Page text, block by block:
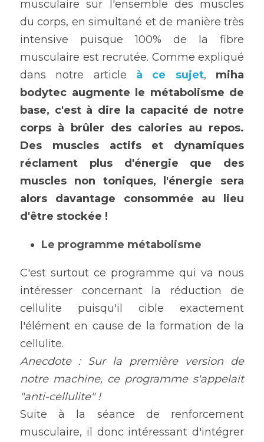
musculaire sur l'ensemble des muscles
du corps, en simultané et de manière très
intensive puisque 100% de la fibre
musculaire est recrutée. Comme expliqué
dans notre article à ce sujet, miha
bodytec augmente le métabolisme de
base, c'est à dire la capacité de notre
corps à brûler des calories au repos.
Des muscles actifs et dynamiques
réclament plus d'énergie que des
muscles non toniques, l'énergie sera
alors davantage consommée au lieu
d'être stockée !
Le programme métabolisme
C'est surtout ce programme qui va nous
intéresser concernant la réduction de
cellulite puisqu'il cible exactement
l'élément en cause de la formation de la
cellulite.
Anecdote : Sur la première version de
notre machine, ce programme s'appelait
"anti-cellulite" !
Suite à la séance de renforcement
musculaire, il donc intéressant d'intégrer